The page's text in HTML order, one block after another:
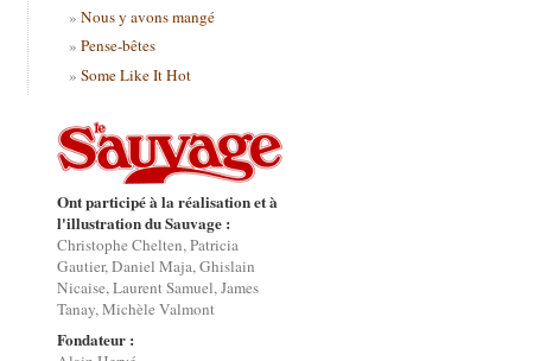
Nous y avons mangé
Pense-bêtes
Some Like It Hot
Ont participé à la réalisation et à
l'illustration du Sauvage :
Christophe Chelten, Patricia
Gautier, Daniel Maja, Ghislain
Nicaise, Laurent Samuel, James
Tanay, Michèle Valmont
Fondateur :